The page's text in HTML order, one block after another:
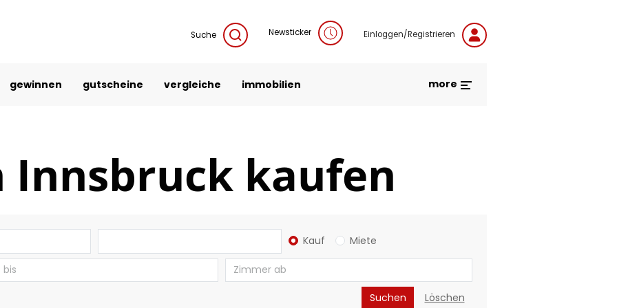
Suche Newsticker Einloggen/Registrieren
gewinnen gutscheine vergleiche immobilien more
Innsbruck kaufen
Kauf Miete
Suchen Löschen